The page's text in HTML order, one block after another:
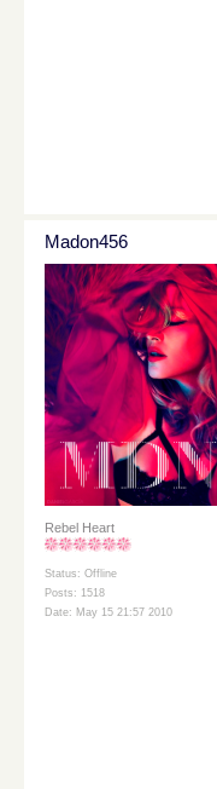
Madon456
Rebel Heart
Status: Offline
Posts: 1518
Date: May 15 21:57 2010